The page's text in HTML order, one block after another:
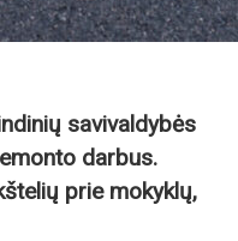
savivaldybės
darbus.
prie mokyklų,